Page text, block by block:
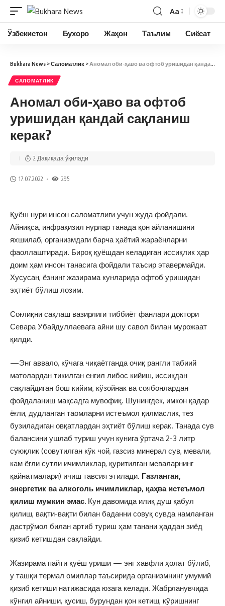
Aa
Ўзбекистон Бухоро Жаҳон Таълим Сиёсат
Bukhara News >Саломатлик > Аномал оби-ҳаво ва офтоб уришидан қандай сақланиш керак?
САЛОМАТЛИК
Аномал оби-ҳаво ва офтоб
уришидан қандай сақланиш
керак?
17.07.2022 295
2 Дақиқада ўқилади
Қуёш нури инсон саломатлиги учун жуда фойдали.
Айниқса, инфрақизил нурлар танада қон айланишини
яхшилаб, организмдаги барча ҳаётий жараёнларни
фаоллаштиради. Бироқ қуёшдан келадиган иссиқлик ҳар
доим ҳам инсон танасига фойдали таъсир этавермайди.
Хусусан, ёзнинг жазирама кунларида офтоб уришидан
эҳтиёт бўлиш лозим.
Соғлиқни сақлаш вазирлиги тиббиёт фанлари доктори
Севара Убайдуллаевага айни шу савол билан мурожаат
қилди.
—Энг аввало, кўчага чиқаётганда очиқ рангли табиий
матолардан тикилган енгил либос кийиш, иссиқдан
сақлайдиган бош кийим, кўзойнак ва соябонлардан
фойдаланиш мақсадга мувофиқ. Шунингдек, имкон қадар
ёғли, дудланган таомларни истеъмол қилмаслик, тез
бузиладиган овқатлардан эҳтиёт бўлиш керак. Танада сув
балансини ушлаб туриш учун кунига ўртача 2-3 литр
суюқлик (совутилган кўк чой, газсиз минерал сув, мевали,
кам ёғли сутли ичимликлар, қуритилган меваларнинг
қайнатмалари) ичиш тавсия этилади. Газланган,
энергетик ва алкоголь ичимликлар, қаҳва истеъмол
қилиш мумкин эмас. Кун давомида илиқ душ қабул
қилиш, вақти-вақти билан баданни совуқ сувда намланган
дастрўмол билан артиб туриш ҳам танани ҳаддан зиёд
қизиб кетишдан сақлайди.
Жазирама пайти қуёш уриши — энг хавфли ҳолат бўлиб,
у ташқи термал омиллар таъсирида организмнинг умумий
қизиб кетиши натижасида юзага келади. Жабрланувчида
кўнгил айниши, қусиш, бурундан қон кетиш, кўришнинг